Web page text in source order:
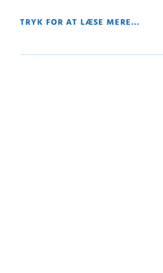
TRYK FOR AT LÆSE MERE...